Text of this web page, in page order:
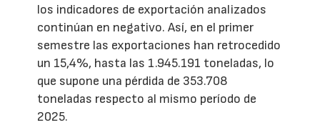
los indicadores de exportación analizados
continúan en negativo. Así, en el primer
semestre las exportaciones han retrocedido
un 15,4%, hasta las 1.945.191 toneladas, lo
que supone una pérdida de 353.708
toneladas respecto al mismo período de
2025.